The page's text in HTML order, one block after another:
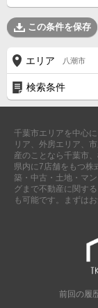
この条件を保存
エリア 八潮市
検索条件
千葉市エリアを中心
リア、外房エリア、
産のことなら千葉市
県内に7店舗をもつ株
築・中古・土地・マ
グまで不動産に関す
も可能です。まずは
前回の履
外房エリア
外房エリアの新築一戸
外房エリアのマンショ
外房エリアの土地
内房エリア
内房エリアの新築一
内房エリアのマンショ
内房エリアの土地
東京全域エリア
東京全域エリアの新
東京全域エリアの中
神奈川全域エリア
神奈川全域エリアの
神奈川全域エリアの中
神奈川全域エリアの土